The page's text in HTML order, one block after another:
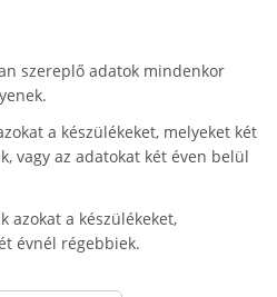
szereplő adatok mindenkor
a készülékeket, melyeket két
vagy az adatokat két éven belül
azokat a készülékeket,
évnél régebbiek.